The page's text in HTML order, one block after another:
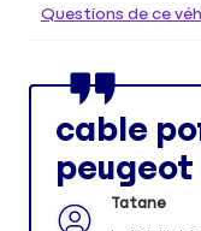
Questions de ce
cable
peugeot
Tatane